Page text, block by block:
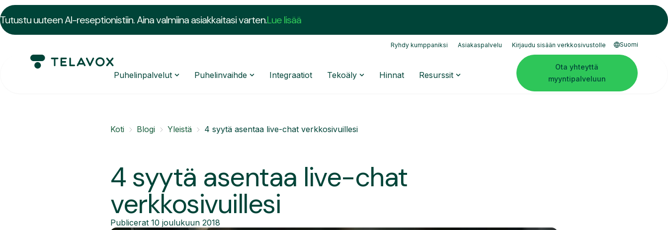
Tutustu uuteen AI-reseptionistiin. Aina valmiina asiakkaitasi varten.Lue lisää
Ryhdy kumppaniksi Asiakaspalvelu Kirjaudu sisään verkkosivustolle Suomi
Puhelinpalvelut Puhelinvaihde Integraatiot Tekoäly Hinnat Resurssit
Ota yhteyttä
myyntipalveluun
Koti Blogi Yleistä 4 syytä asentaa live-chat verkkosivuillesi
4 syytä asentaa live-chat
verkkosivuillesi
Publicerat 10 joulukuun 2018